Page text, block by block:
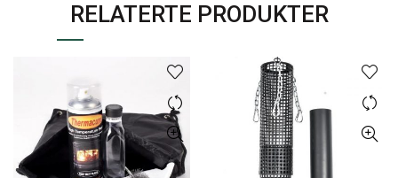
RELATERTE PRODUKTER